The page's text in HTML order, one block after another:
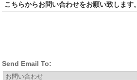
こちらからお問い合わせをお願い致します。
Send Email To: